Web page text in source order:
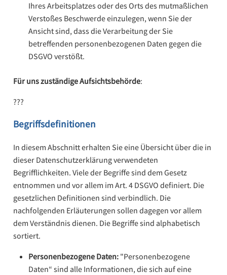
Ihres Arbeitsplatzes oder des Orts des mutmaßlichen
Verstoßes Beschwerde einzulegen, wenn Sie der
Ansicht sind, dass die Verarbeitung der Sie
betreffenden personenbezogenen Daten gegen die
DSGVO verstößt.
Für uns zuständige Aufsichtsbehörde:
???
Begriffsdefinitionen
In diesem Abschnitt erhalten Sie eine Übersicht über die in
dieser Datenschutzerklärung verwendeten
Begrifflichkeiten. Viele der Begriffe sind dem Gesetz
entnommen und vor allem im Art. 4 DSGVO definiert. Die
gesetzlichen Definitionen sind verbindlich. Die
nachfolgenden Erläuterungen sollen dagegen vor allem
dem Verständnis dienen. Die Begriffe sind alphabetisch
sortiert.
Personenbezogene Daten:"Personenbezogene
Daten“ sind alle Informationen, die sich auf eine